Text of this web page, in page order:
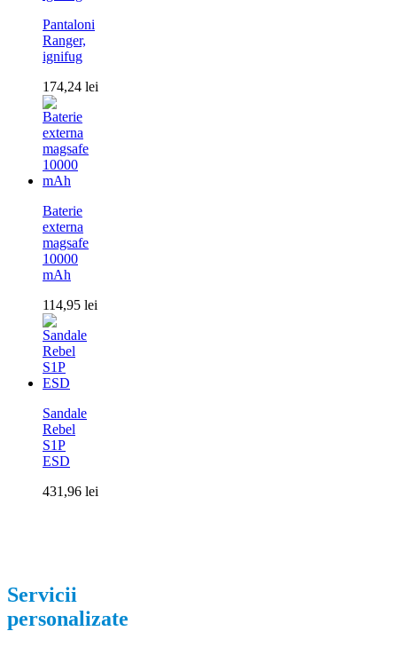
Pantaloni
Ranger,
ignifug
174,24 lei
Baterie
externa
magsafe
10000
mAh
114,95 lei
Sandale
Rebel
S1P
ESD
431,96 lei
Servicii
personalizate